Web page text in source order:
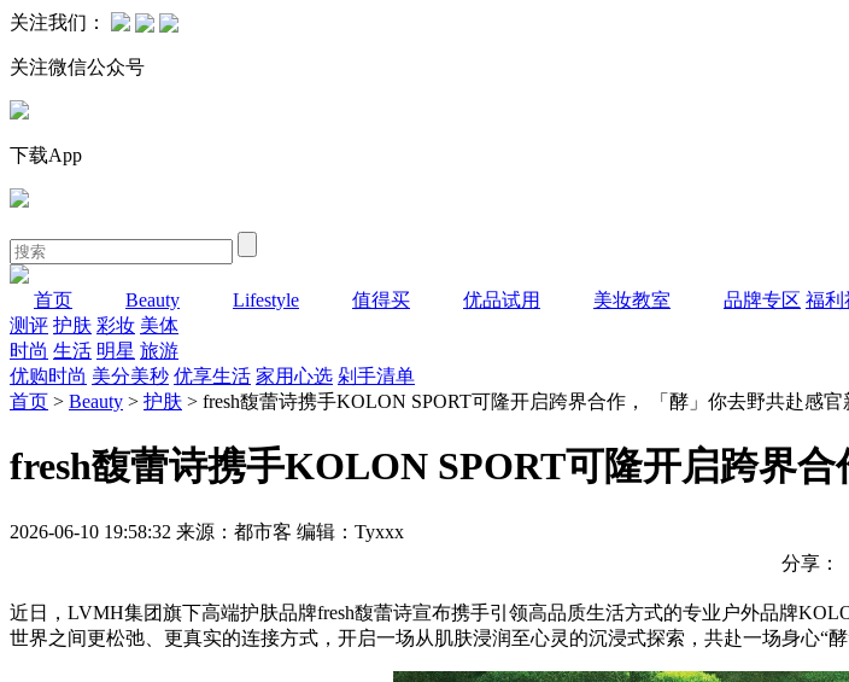
关注我们：
关注微信公众号
下载App
首页 Beauty Lifestyle 值得买 优品试用 美妆教室 品牌专区 福利
测评 护肤 彩妆 美体
时尚 生活 明星 旅游
优购时尚 美分美秒 优享生活 家用心选 剁手清单
首页 > Beauty > 护肤 > fresh馥蕾诗携手KOLON SPORT可隆开启跨界合作， 「酵」你去野共赴感官
fresh馥蕾诗携手KOLON SPORT可隆开启跨界
2026-06-10 19:58:32 来源：都市客 编辑：Tyxxx
分享：
近日，LVMH集团旗下高端护肤品牌fresh馥蕾诗宣布携手引领高品质生活方式的专业户外品牌
世界之间更松弛、更真实的连接方式，开启一场从肌肤浸润至心灵的沉浸式探索，共赴一场身心“酵